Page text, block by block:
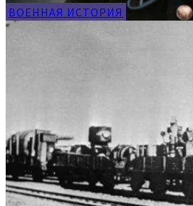
ВОЕННАЯ ИСТОРИЯ